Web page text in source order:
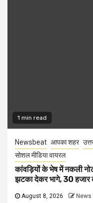
1 min read
Newsbeat आपका शहर
सोशल मीडिया वायरल
कांवड़ियों के भेष में नकली
झटका देकर भागे, 30 हजार
August 8, 2026 News